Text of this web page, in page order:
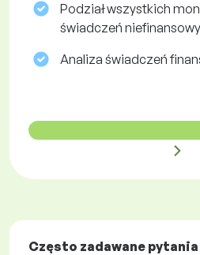
Podział wszystkich
świadczeń
Analiza świadczeń
Często zadawane pytania